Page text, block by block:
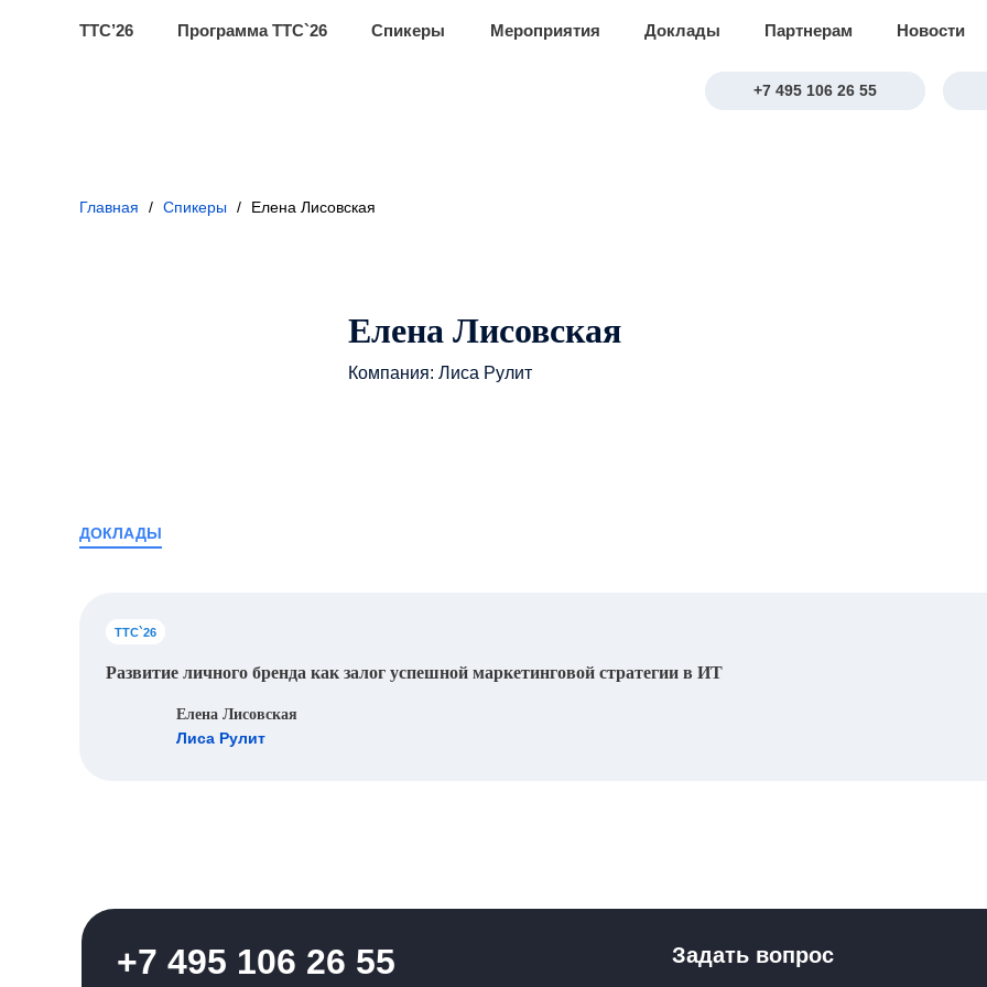
+7 495 106 26 55
ТТС’26 Программа ТТС`26 Спикеры Мероприятия Доклады Партнерам Новости
Главная / Спикеры / Елена Лисовская
Елена Лисовская
Компания: Лиса Рулит
доклады
ТТС`26
Развитие личного бренда как залог успешной маркетинговой стратегии в ИТ
Елена Лисовская
Лиса Рулит
+7 495 106 26 55 Задать вопрос